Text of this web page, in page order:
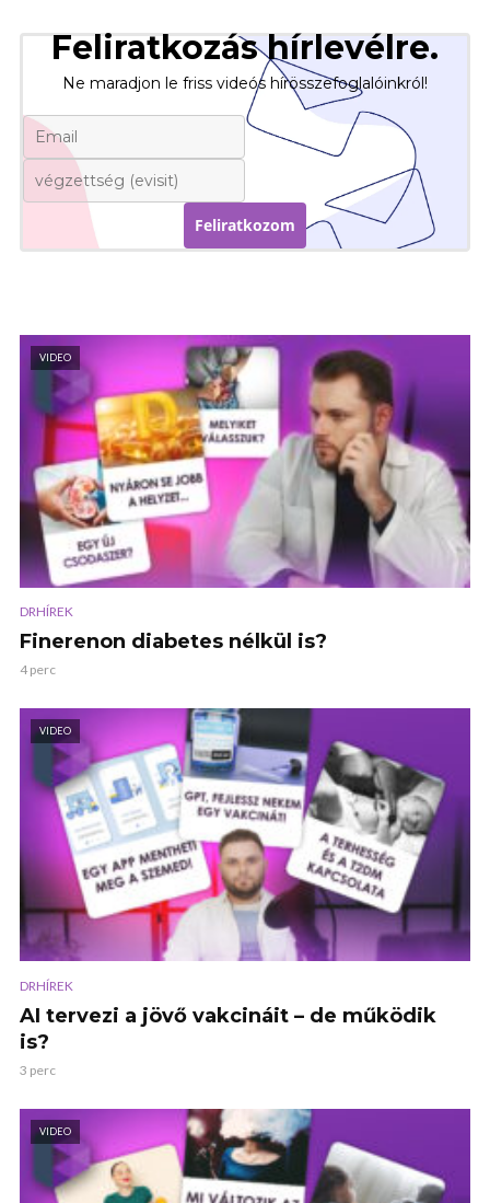
Feliratkozás hírlevélre.
Ne maradjon le friss videós hírösszefoglalóinkról!
Feliratkozom
VIDEO
DRHÍREK
Finerenon diabetes nélkül is?
4 perc
VIDEO
DRHÍREK
AI tervezi a jövő vakcináit – de működik
is?
3 perc
VIDEO